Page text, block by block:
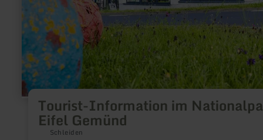
Tourist-Information im
Eifel Gemünd
Schleiden